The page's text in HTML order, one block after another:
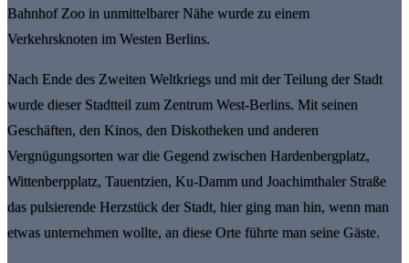
Bahnhof Zoo in unmittelbarer Nähe wurde zu einem
Verkehrsknoten im Westen Berlins.
Nach Ende des Zweiten Weltkriegs und mit der Teilung der Stadt
wurde dieser Stadtteil zum Zentrum West-Berlins. Mit seinen
Geschäften, den Kinos, den Diskotheken und anderen
Vergnügungsorten war die Gegend zwischen Hardenbergplatz,
Wittenberpplatz, Tauentzien, Ku-Damm und Joachimthaler Straße
das pulsierende Herzstück der Stadt, hier ging man hin, wenn man
etwas unternehmen wollte, an diese Orte führte man seine Gäste.